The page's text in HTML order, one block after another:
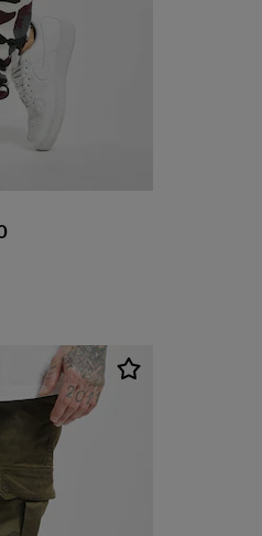
54,99 EUR